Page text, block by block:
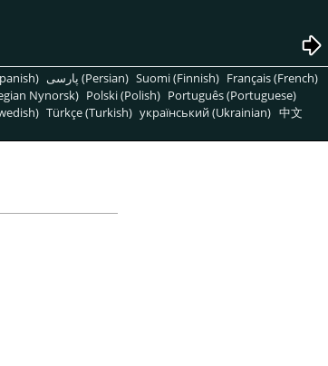
پارسی (Persian) Suomi (Finnish) Français (French)
Nynorsk) Polski (Polish) Português (Portuguese)
Türkçe (Turkish) український (Ukrainian) 中文